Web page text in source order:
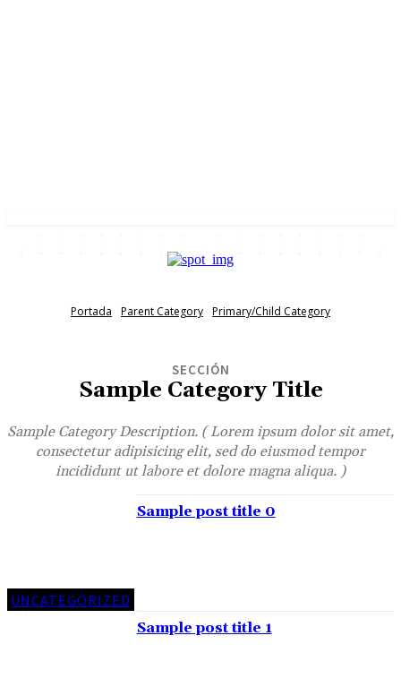
Portada Parent Category Primary/Child Category
SECCIÓN
Sample Category Title
Sample Category Description. ( Lorem ipsum dolor sit amet,
consectetur adipisicing elit, sed do eiusmod tempor
incididunt ut labore et dolore magna aliqua. )
UNCATEGORIZED
Sample post title 0
Sample post title 1